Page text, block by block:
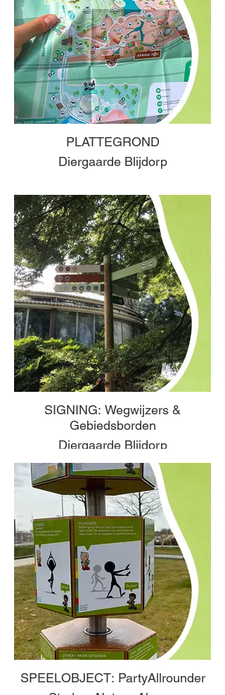
PLATTEGROND
Diergaarde Blijdorp
SIGNING: Wegwijzers &
Gebiedsborden
Diergaarde Blijdorp
SPEELOBJECT: PartyAllrounder